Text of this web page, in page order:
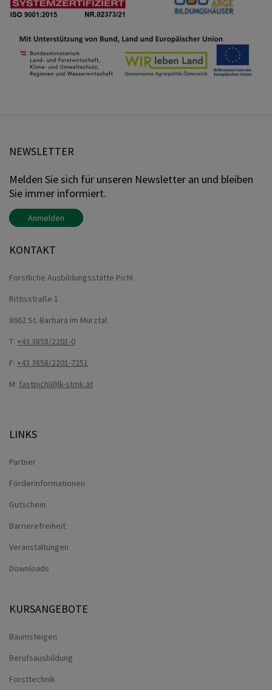
NEWSLETTER
Melden Sie sich für unseren Newsletter an und bleiben
Sie immer informiert.
Anmelden
KONTAKT
Forstliche Ausbildungsstätte Pichl
Rittisstraße 1
8662 St. Barbara im Mürztal
T: +43 3858/2201-0
F: +43 3858/2201-7251
M: fastpichl@lk-stmk.at
LINKS
Partner
Förderinformationen
Gutschein
Barrierefreiheit
Veranstaltungen
Downloads
KURSANGEBOTE
Baumsteigen
Berufsausbildung
Forsttechnik